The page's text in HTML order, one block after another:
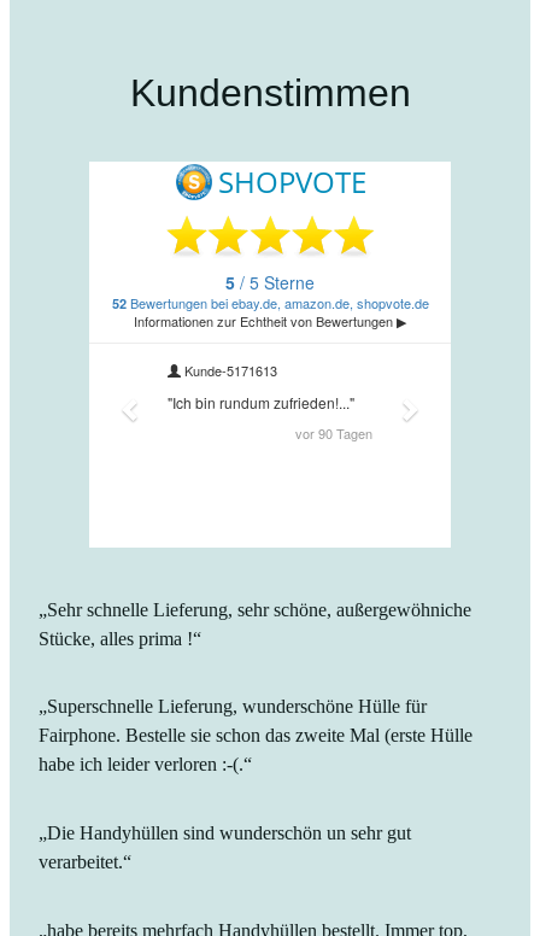
Kundenstimmen
„Sehr schnelle Lieferung, sehr schöne, außergewöhniche
Stücke, alles prima !“
„Superschnelle Lieferung, wunderschöne Hülle für
Fairphone. Bestelle sie schon das zweite Mal (erste Hülle
habe ich leider verloren :-(.“
„Die Handyhüllen sind wunderschön un sehr gut
verarbeitet.“
„habe bereits mehrfach Handyhüllen bestellt. Immer top,